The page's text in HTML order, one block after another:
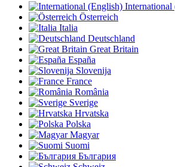
International
Österreich
Italia
Deutschland
Great Britain
España
Slovenija
France
România
Sverige
Hrvatska
Polska
Magyar
Suomi
България